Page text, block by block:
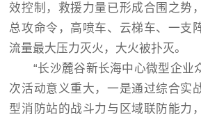
效控制，救援力量已形成合围之势
总攻命令，高喷车、云梯车、一支
流量最大压力灭火，大火被扑灭。
“长沙麓谷新长海中心微型企业
次活动意义重大，一是通过综合实
型消防站的战斗力与区域联防能力